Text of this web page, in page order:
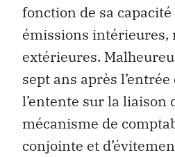
fonction de sa
émissions intérieures,
extérieures.
sept ans après
l’entente sur la liaison
mécanisme de
conjointe et